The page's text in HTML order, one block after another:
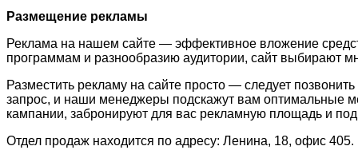
Размещение рекламы
Реклама на нашем сайте — эффективное вложение
программам и разнообразию аудитории, сайт выбирают
Разместить рекламу на сайте просто — следует
запрос, и наши менеджеры подскажут вам оптимальные
кампании, забронируют для вас рекламную площадь и
Отдел продаж находится по адресу: Ленина, 18, офис 405.